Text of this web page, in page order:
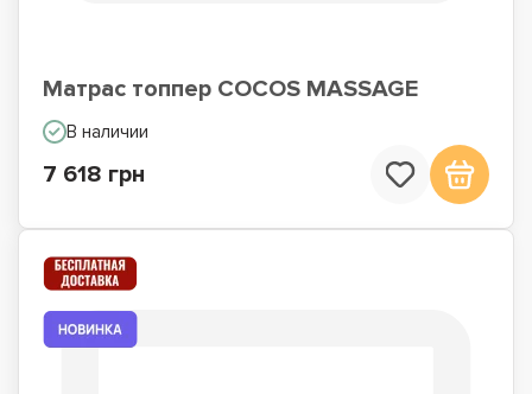
Матрас топпер COCOS MASSAGE
В наличии
7 618 грн